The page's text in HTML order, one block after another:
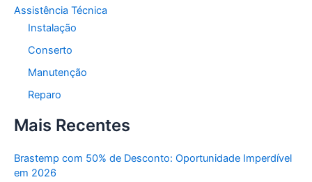
Assistência Técnica
Instalação
Conserto
Manutenção
Reparo
Mais Recentes
Brastemp com 50% de Desconto: Oportunidade Imperdível
em 2026